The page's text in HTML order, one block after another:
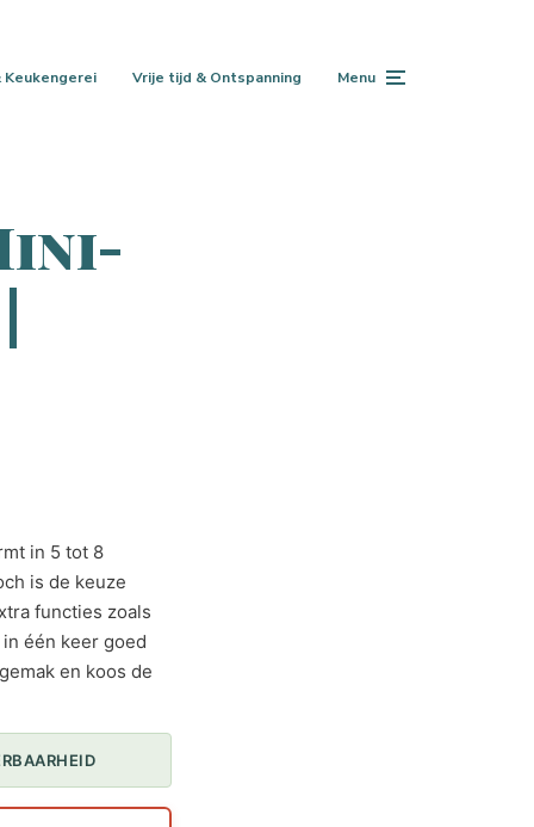
Keukengerei Vrije tijd & Ontspanning Menu
in 5 tot 8
is de keuze
functies zoals
één keer goed
en koos de